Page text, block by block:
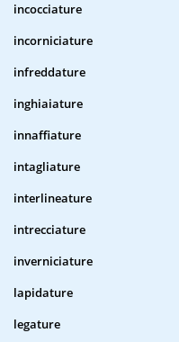
incocciature
incorniciature
infreddature
inghiaiature
innaffiature
intagliature
interlineature
intrecciature
inverniciature
lapidature
legature